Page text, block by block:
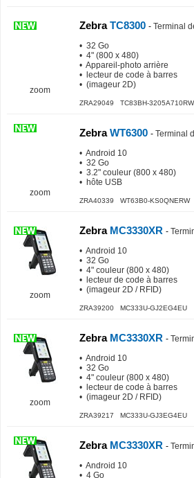
zoom
ZebraTC8300 - Terminal
• 32 Go
• 4" (800 x 480)
• Appareil-photo arrière
• lecteur de code à barres
• (imageur 2D)
ZRA29049 TC83BH-3205A710RW
zoom
ZebraWT6300 - Terminal
• Android 10
• 32 Go
• 3.2" couleur (800 x 480)
• hôte USB
ZRA40339 WT63B0-KS0QNERW
zoom
ZebraMC3330XR -
• Android 10
• 32 Go
• 4" couleur (800 x 480)
• lecteur de code à barres
• (imageur 2D / RFID)
ZRA39200 MC333U-GJ2EG4EU
zoom
ZebraMC3330XR -
• Android 10
• 32 Go
• 4" couleur (800 x 480)
• lecteur de code à barres
• (imageur 2D / RFID)
ZRA39217 MC333U-GJ3EG4EU
ZebraMC3330XR -
• Android 10
• 4 Go